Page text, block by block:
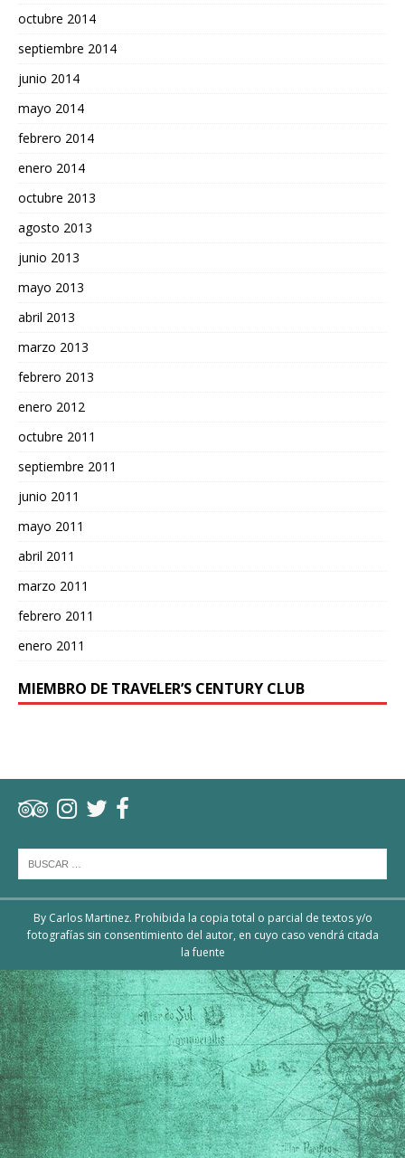
octubre 2014
septiembre 2014
junio 2014
mayo 2014
febrero 2014
enero 2014
octubre 2013
agosto 2013
junio 2013
mayo 2013
abril 2013
marzo 2013
febrero 2013
enero 2012
octubre 2011
septiembre 2011
junio 2011
mayo 2011
abril 2011
marzo 2011
febrero 2011
enero 2011
MIEMBRO DE TRAVELER’S CENTURY CLUB
By Carlos Martinez. Prohibida la copia total o parcial de textos y/o
fotografías sin consentimiento del autor, en cuyo caso vendrá citada
la fuente